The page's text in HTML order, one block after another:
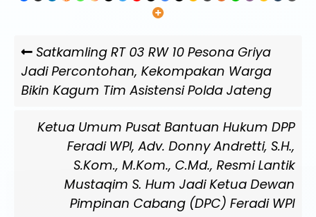
posPrevious
Post
Satkamling RT 03 RW 10 Pesona Griya
Jadi Percontohan, Kekompakan Warga
Bikin Kagum Tim Asistensi Polda Jateng
Next
Ketua Umum Pusat Bantuan Hukum DPP
Feradi WPI, Adv. Donny Andretti, S.H.,
S.Kom., M.Kom., C.Md., Resmi Lantik
Mustaqim S. Hum Jadi Ketua Dewan
Pimpinan Cabang (DPC) Feradi WPI